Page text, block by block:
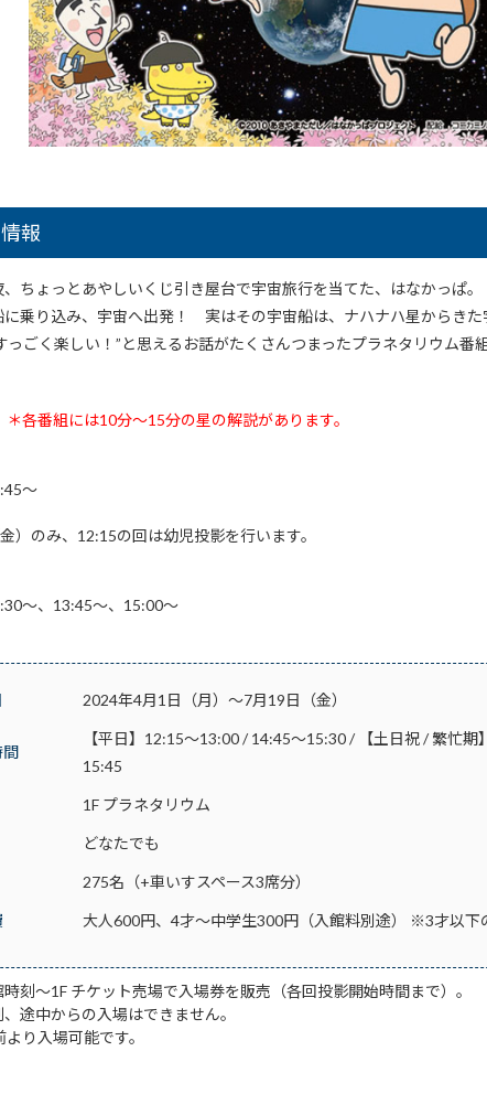
報
ちょっとあやしいくじ引き屋台で宇宙旅行を当てた、はなかっぱ。
に乗り込み、宇宙へ出発！ 実はその宇宙船は、ナハナハ星からきた
っごく楽しい！”と思えるお話がたくさんつまったプラネタリウム番組
＊各番組には10分～15分の星の解説があります。
～
）のみ、12:15の回は幼児投影を行います。
～、13:45～、15:00～
2024年4月1日（月）～7月19日（金）
間
【平日】12:15～13:00 / 14:45～15:30 / 【土日祝 / 繁忙
15:45
1F プラネタリウム
どなたでも
275名（+車いすスペース3席分）
大人600円、4才～中学生300円（入館料別途） ※3才以下
刻～1F チケット売場で入場券を販売（各回投影開始時間まで）。
途中からの入場はできません。
り入場可能です。